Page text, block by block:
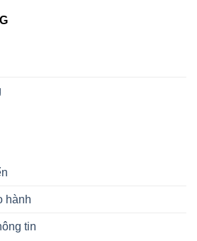
hành
tin